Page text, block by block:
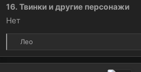
16. Твинки и другие персонажи
Нет
Р
е
Лео